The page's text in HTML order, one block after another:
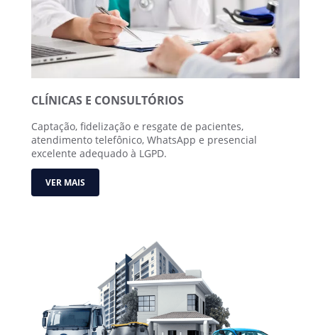
CLÍNICAS E CONSULTÓRIOS
Captação, fidelização e resgate de pacientes,
atendimento telefônico, WhatsApp e presencial
excelente adequado à LGPD.
VER MAIS